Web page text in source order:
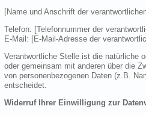
[Name und Anschrift der
Telefon: [Telefonnummer der
E-Mail: [E-Mail-Adresse der
Verantwortliche Stelle ist die natürliche
oder gemeinsam mit anderen über die
von personenbezogenen Daten (z.B.
entscheidet.
Widerruf Ihrer Einwilligung zur